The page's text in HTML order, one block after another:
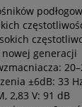
generacji
±6dB: 33
2,83 V: 91 dB